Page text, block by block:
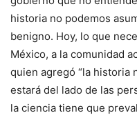
historia no podemos
benigno. Hoy, lo que
México, a la comunidad
quien agregó “la historia
estará del lado de las
la ciencia tiene que